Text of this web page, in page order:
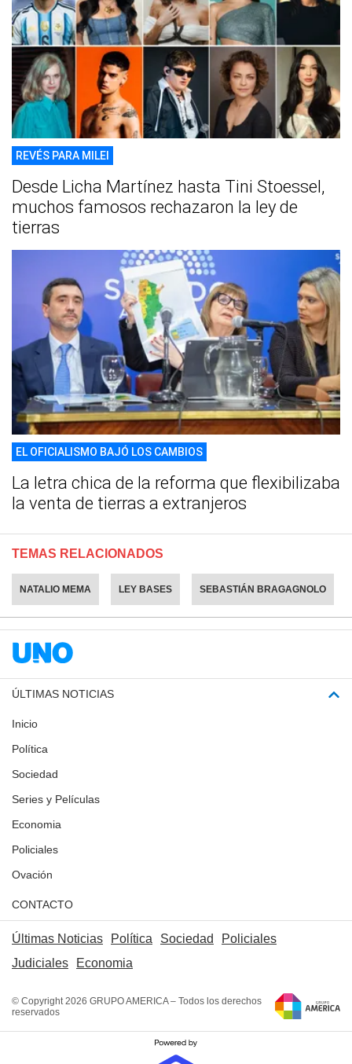
REVÉS PARA MILEI
Desde Licha Martínez hasta Tini Stoessel,
muchos famosos rechazaron la ley de
tierras
EL OFICIALISMO BAJÓ LOS CAMBIOS
La letra chica de la reforma que flexibilizaba
la venta de tierras a extranjeros
TEMAS RELACIONADOS
NATALIO MEMA LEY BASES SEBASTIÁN BRAGAGNOLO
ÚLTIMAS NOTICIAS
Inicio
Política
Sociedad
Series y Películas
Economia
Policiales
Ovación
CONTACTO
Últimas Noticias Política Sociedad
Policiales
Judiciales
Economia
© Copyright 2026 GRUPO AMERICA – Todos los derechos
reservados